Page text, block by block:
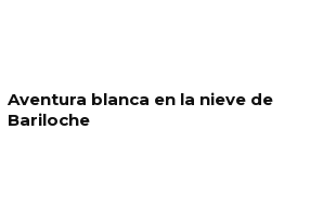
Aventura blanca en la nieve de
Bariloche